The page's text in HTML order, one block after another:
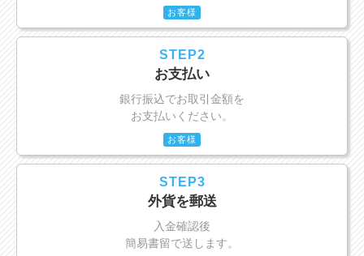
お客様
STEP2
お支払い
銀行振込でお取引金額を
お支払いください。
お客様
STEP3
外貨を郵送
入金確認後
簡易書留で送します。